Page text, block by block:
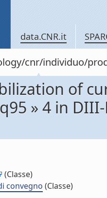
data.CNR.it
cnr/individuo/
of
» 4 in
(Classe)
convegno (Classe)